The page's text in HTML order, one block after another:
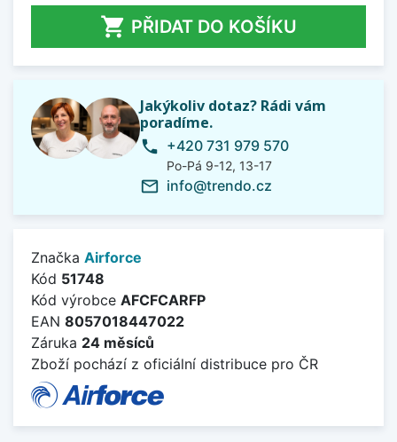
 PŘIDAT DO KOŠÍKU
Jakýkoliv dotaz? Rádi vám
poradíme.
phone +420 731 979 570
Po-Pá 9-12, 13-17
mail_outline info@trendo.cz
Značka Airforce
Kód 51748
Kód výrobce AFCFCARFP
EAN 8057018447022
Záruka 24 měsíců
Zboží pochází z oficiální distribuce pro ČR